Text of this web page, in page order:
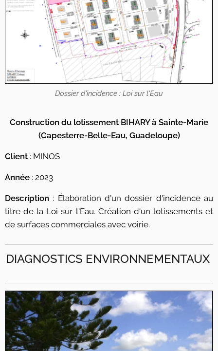
Dossier d'incidence : Loi sur l'Eau
Construction du lotissement BIHARY à Sainte-Marie
(Capesterre-Belle-Eau, Guadeloupe)
Client : MINOS
Année : 2023
Description : Élaboration d'un dossier d'incidence au
titre de la Loi sur l'Eau. Création d'un lotissements et
de surfaces commerciales avec voirie.
DIAGNOSTICS ENVIRONNEMENTAUX